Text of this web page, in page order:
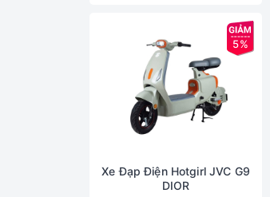
5%
Xe Đạp Điện Hotgirl JVC G9
DIOR